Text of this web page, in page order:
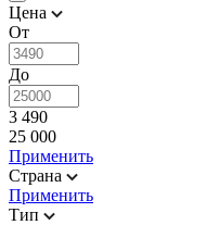
Цена
От
До
3 490
25 000
Применить
Страна
Применить
Тип